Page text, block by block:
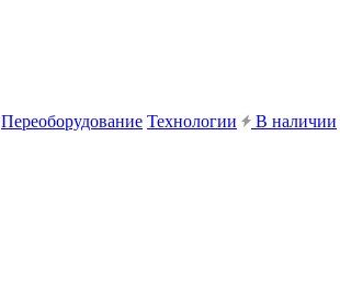
Переоборудование Технологии В наличии